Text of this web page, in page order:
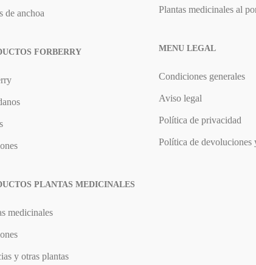
de anchoa
FORBERRY
PLANTAS MEDICINALES
medicinales
y otras plantas
Plantas medicinales al
MENU LEGAL
Condiciones generales
Aviso legal
Política de privacidad
Política de devoluciones